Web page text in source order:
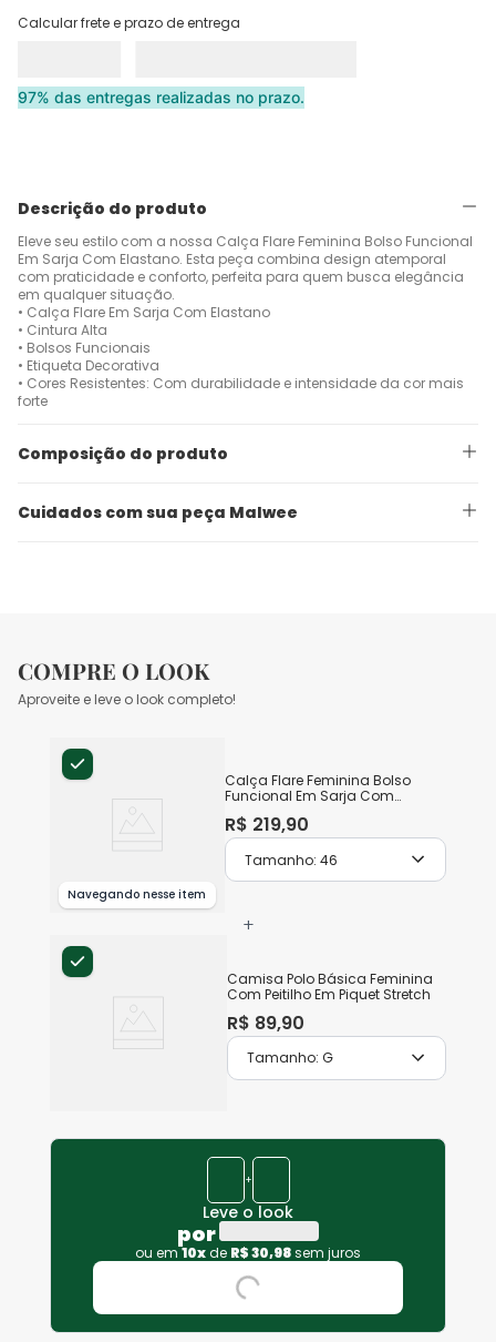
Calcular frete e prazo de entrega
97% das entregas realizadas no prazo.
Descrição do produto
Eleve seu estilo com a nossa Calça Flare Feminina Bolso Funcional
Em Sarja Com Elastano. Esta peça combina design atemporal
com praticidade e conforto, perfeita para quem busca elegância
em qualquer situação.
• Calça Flare Em Sarja Com Elastano
• Cintura Alta
• Bolsos Funcionais
• Etiqueta Decorativa
• Cores Resistentes: Com durabilidade e intensidade da cor mais
forte
Composição do produto
Cuidados com sua peça Malwee
COMPRE O LOOK
Aproveite e leve o look completo!
Navegando nesse item
Calça Flare Feminina Bolso
Funcional Em Sarja Com
R$ 219,90
Tamanho: 46
+
Camisa Polo Básica Feminina
Com Peitilho Em Piquet Stretch
R$ 89,90
Tamanho: G
+
Leve o look
por
ou em10xde R$30,98sem juros